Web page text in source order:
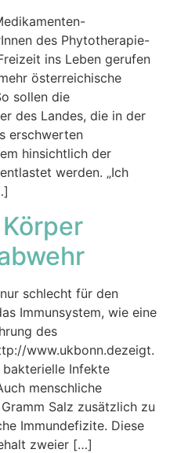
des Phytotherapie-
ins Leben gerufen
österreichische
sollen die
des Landes, die in der
erschwerten
hinsichtlich der
werden. „Ich
schlecht für den
Immunsystem, wie eine
des
www.ukbonn.dezeigt.
bakterielle Infekte
menschliche
Salz zusätzlich zu
Immundefizite. Diese
zweier […]